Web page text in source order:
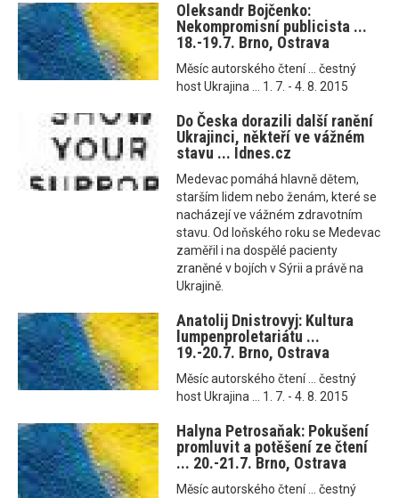
Oleksandr Bojčenko:
Nekompromisní publicista ...
18.-19.7. Brno, Ostrava
Měsíc autorského čtení ... čestný
host Ukrajina ... 1. 7. - 4. 8. 2015
Do Česka dorazili další ranění
Ukrajinci, někteří ve vážném
stavu ... Idnes.cz
Medevac pomáhá hlavně dětem,
starším lidem nebo ženám, které se
nacházejí ve vážném zdravotním
stavu. Od loňského roku se Medevac
zaměřil i na dospělé pacienty
zraněné v bojích v Sýrii a právě na
Ukrajině.
Anatolij Dnistrovyj: Kultura
lumpenproletariátu ...
19.-20.7. Brno, Ostrava
Měsíc autorského čtení ... čestný
host Ukrajina ... 1. 7. - 4. 8. 2015
Halyna Petrosaňak: Pokušení
promluvit a potěšení ze čtení
... 20.-21.7. Brno, Ostrava
Měsíc autorského čtení ... čestný